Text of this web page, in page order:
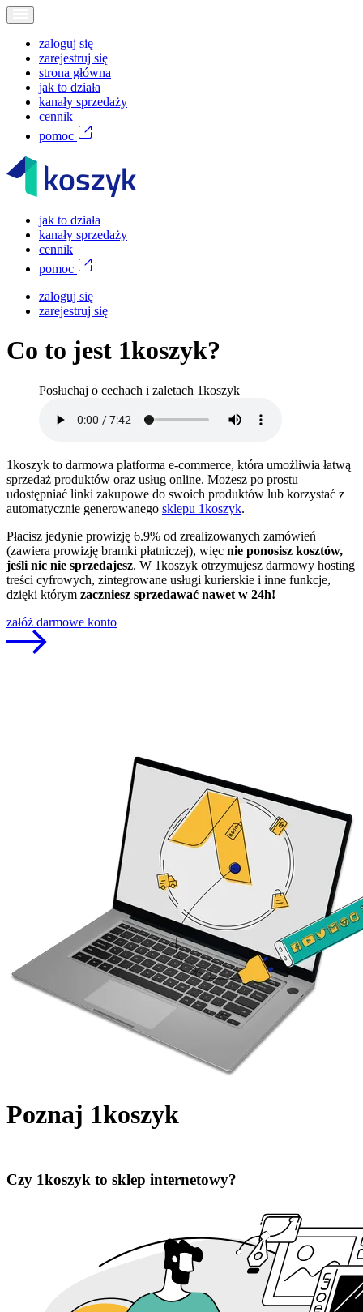
zaloguj się
zarejestruj się
strona główna
jak to działa
kanały sprzedaży
cennik
pomoc
jak to działa
kanały sprzedaży
cennik
pomoc
zaloguj się
zarejestruj się
Co to jest 1koszyk?
Posłuchaj o cechach i zaletach 1koszyk
1koszyk to darmowa platforma e-commerce, która umożliwia łatwą
sprzedaż produktów oraz usług online. Możesz po prostu
udostępniać linki zakupowe do swoich produktów lub korzystać z
automatycznie generowanego sklepu 1koszyk.
Płacisz jedynie prowizję 6.9% od zrealizowanych zamówień
(zawiera prowizję bramki płatniczej), więc nie ponosisz kosztów,
jeśli nic nie sprzedajesz. W 1koszyk otrzymujesz darmowy hosting
treści cyfrowych, zintegrowane usługi kurierskie i inne funkcje,
dzięki którym zaczniesz sprzedawać nawet w 24h!
załóż darmowe konto
Poznaj 1koszyk
Czy 1koszyk to sklep internetowy?